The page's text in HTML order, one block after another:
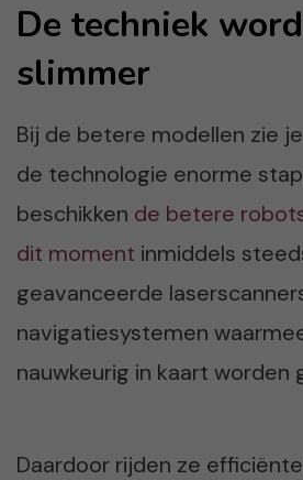
De techniek
slimmer
Bij de betere modellen zie
de technologie enorme
beschikken de betere
dit moment inmiddels
geavanceerde
navigatiesystemen
nauwkeurig in kaart worden
Daardoor rijden ze